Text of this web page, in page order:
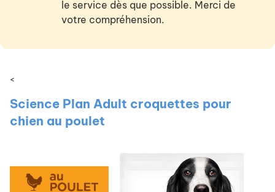
le service dès que possible. Merci de
votre compréhension.
<
Science Plan Adult croquettes pour
chien au poulet